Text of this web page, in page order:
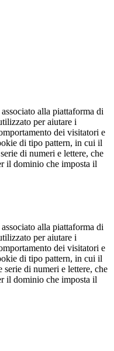
alla piattaforma di
per aiutare i
dei visitatori e
di tipo pattern, in cui il
di numeri e lettere, che
il dominio che imposta il
alla piattaforma di
per aiutare i
dei visitatori e
di tipo pattern, in cui il
serie di numeri e lettere, che
il dominio che imposta il